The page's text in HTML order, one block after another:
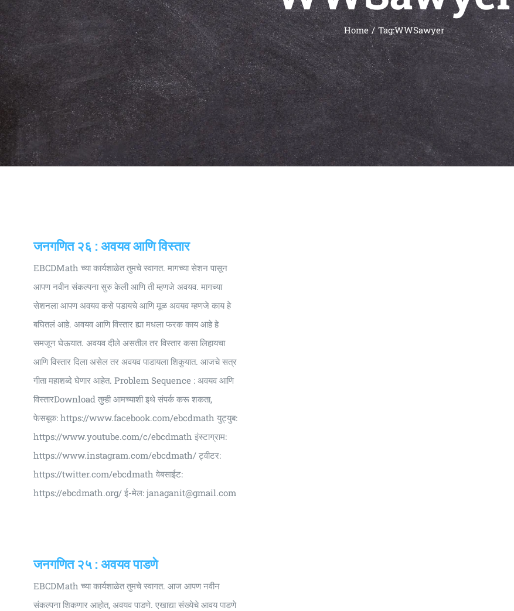
Home Tag:WWSawyer
जनगणित २६ : अवयव आणि विस्तार
EBCDMath च्या कार्यशाळेत तुमचे स्वागत. मागच्या सेशन पासून
आपण नवीन संकल्पना सुरु केली आणि ती म्हणजे अवयव. मागच्या
सेशनला आपण अवयव कसे पडायचे आणि मूळ अवयव म्हणजे काय हे
बघितलं आहे. अवयव आणि विस्तार ह्या मधला फरक काय आहे हे
समजून घेऊयात. अवयव दीले असतील तर विस्तार कसा लिहायचा
आणि विस्तार दिला असेल तर अवयव पाडायला शिकुयात. आजचे सत्र
गीता महाशब्दे घेणार आहेत. Problem Sequence : अवयव आणि
विस्तारDownload तुम्ही आमच्याशी इथे संपर्क करू शकता,
फेसबूक: https://www.facebook.com/ebcdmath​ युट्युब:
https://www.youtube.com/c/ebcdmath​ इंस्टाग्राम:
https://www.instagram.com/ebcdmath/​ ट्वीटर:
https://twitter.com/ebcdmath​ वेबसाईट:
https://ebcdmath.org/​ ई-मेल: janaganit@gmail.com
जनगणित २५ : अवयव पाडणे
EBCDMath च्या कार्यशाळेत तुमचे स्वागत. आज आपण नवीन
संकल्पना शिकणार आहोत, अवयव पाडणे. एखाद्या संख्येचे आवय पाडणे